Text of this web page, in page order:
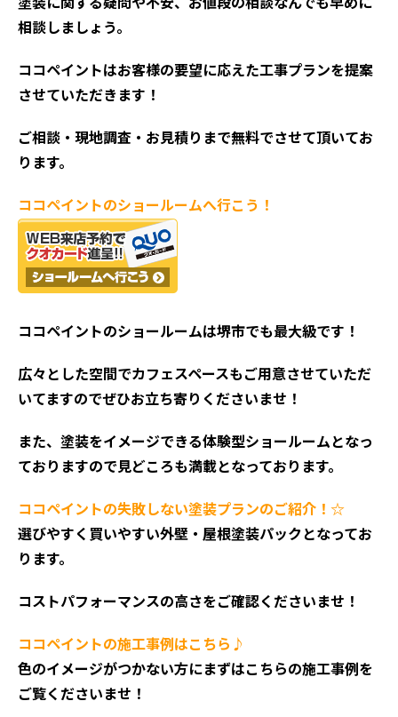
相談しましょう。
ココペイントはお客様の要望に応えた工事プランを提案
させていただきます！
ご相談・現地調査・お見積りまで無料でさせて頂いてお
ります。
ココペイントのショールームへ行こう！
ココペイントのショールームは堺市でも最大級です！
広々とした空間でカフェスペースもご用意させていただ
いてますのでぜひお立ち寄りくださいませ！
また、塗装をイメージできる体験型ショールームとなっ
ておりますので見どころも満載となっております。
ココペイントの失敗しない塗装プランのご紹介！☆
選びやすく買いやすい外壁・屋根塗装パックとなってお
ります。
コストパフォーマンスの高さをご確認くださいませ！
ココペイントの施工事例はこちら♪
色のイメージがつかない方にまずはこちらの施工事例を
ご覧くださいませ！